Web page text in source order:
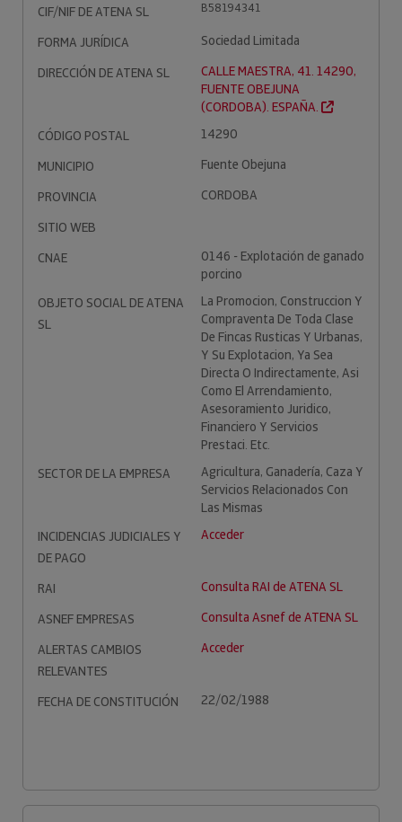
CIF/NIF DE ATENA SL B58194341
FORMA JURÍDICA
Sociedad Limitada
DIRECCIÓN DE ATENA SL
CALLE MAESTRA, 41. 14290,
FUENTE OBEJUNA
(CORDOBA). ESPAÑA.
CÓDIGO POSTAL
14290
MUNICIPIO
Fuente Obejuna
PROVINCIA
CORDOBA
SITIO WEB
CNAE
0146 - Explotación de ganado
porcino
OBJETO SOCIAL DE ATENA
SL
La Promocion, Construccion Y
Compraventa De Toda Clase
De Fincas Rusticas Y Urbanas,
Y Su Explotacion, Ya Sea
Directa O Indirectamente, Asi
Como El Arrendamiento,
Asesoramiento Juridico,
Financiero Y Servicios
Prestaci. Etc.
SECTOR DE LA EMPRESA
Agricultura, Ganadería, Caza Y
Servicios Relacionados Con
Las Mismas
INCIDENCIAS JUDICIALES Y
DE PAGO
Acceder
RAI
Consulta RAI de ATENA SL
ASNEF EMPRESAS
Consulta Asnef de ATENA SL
ALERTAS CAMBIOS
RELEVANTES
Acceder
FECHA DE CONSTITUCIÓN 22/02/1988